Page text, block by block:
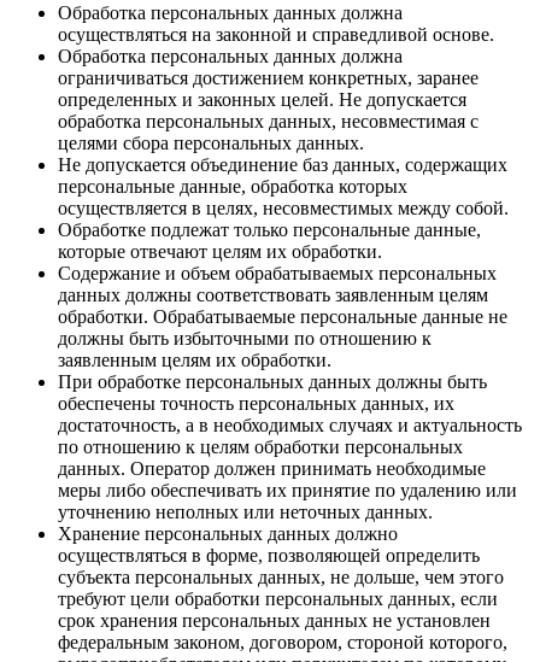
Обработка персональных данных должна
осуществляться на законной и справедливой основе.
Обработка персональных данных должна
ограничиваться достижением конкретных, заранее
определенных и законных целей. Не допускается
обработка персональных данных, несовместимая с
целями сбора персональных данных.
Не допускается объединение баз данных, содержащих
персональные данные, обработка которых
осуществляется в целях, несовместимых между собой.
Обработке подлежат только персональные данные,
которые отвечают целям их обработки.
Содержание и объем обрабатываемых персональных
данных должны соответствовать заявленным целям
обработки. Обрабатываемые персональные данные не
должны быть избыточными по отношению к
заявленным целям их обработки.
При обработке персональных данных должны быть
обеспечены точность персональных данных, их
достаточность, а в необходимых случаях и актуальность
по отношению к целям обработки персональных
данных. Оператор должен принимать необходимые
меры либо обеспечивать их принятие по удалению или
уточнению неполных или неточных данных.
Хранение персональных данных должно
осуществляться в форме, позволяющей определить
субъекта персональных данных, не дольше, чем этого
требуют цели обработки персональных данных, если
срок хранения персональных данных не установлен
федеральным законом, договором, стороной которого,